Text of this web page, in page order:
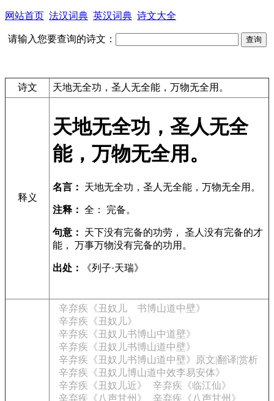
网站首页 法汉词典 英汉词典 诗文大全
请输入您要查询的诗文：
诗文 天地无全功，圣人无全能，万物无全用。
释义
天地无全功，圣人无全
能，万物无全用。
名言： 天地无全功，圣人无全能，万物无全用。
注释： 全： 完备。
句意：
天下没有完备的功劳， 圣人没有完备的才
能， 万事万物没有完备的功用。
出处： 《列子·天瑞》
辛弃疾《丑奴儿 书博山道中壁》
辛弃疾《丑奴儿》
辛弃疾《丑奴儿书博山中道壁》
辛弃疾《丑奴儿书博山道中壁》
辛弃疾《丑奴儿书博山道中壁》原文|翻译|赏析
辛弃疾《丑奴儿博山道中效李易安体》
辛弃疾《丑奴儿近》
辛弃疾《临江仙》
辛弃疾《八声甘州》
辛弃疾《八声甘州》